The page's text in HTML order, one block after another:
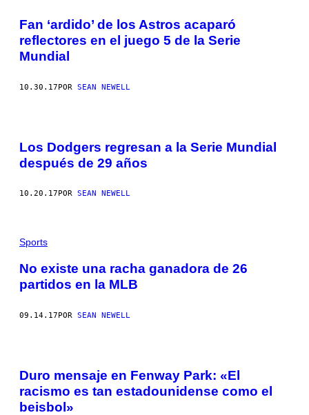
Fan ‘ardido’ de los Astros acaparó
reflectores en el juego 5 de la Serie
Mundial
10.30.17POR SEAN NEWELL
Los Dodgers regresan a la Serie Mundial
después de 29 años
10.20.17 POR SEAN NEWELL
Sports
No existe una racha ganadora de 26
partidos en la MLB
09.14.17POR SEAN NEWELL
Duro mensaje en Fenway Park: «El
racismo es tan estadounidense como el
beisbol»